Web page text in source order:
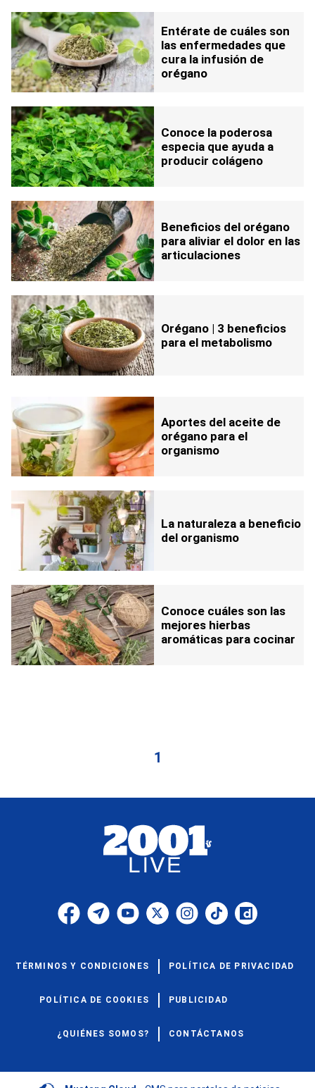
Entérate de cuáles son
las enfermedades que
cura la infusión de
orégano
Conoce la poderosa
especia que ayuda a
producir colágeno
Beneficios del orégano
para aliviar el dolor en las
articulaciones
Orégano | 3 beneficios
para el metabolismo
Aportes del aceite de
orégano para el
organismo
La naturaleza a beneficio
del organismo
Conoce cuáles son las
mejores hierbas
aromáticas para cocinar
1
TÉRMINOS Y CONDICIONES POLÍTICA DE PRIVACIDAD
POLÍTICA DE COOKIES PUBLICIDAD
¿QUIÉNES SOMOS? CONTÁCTANOS